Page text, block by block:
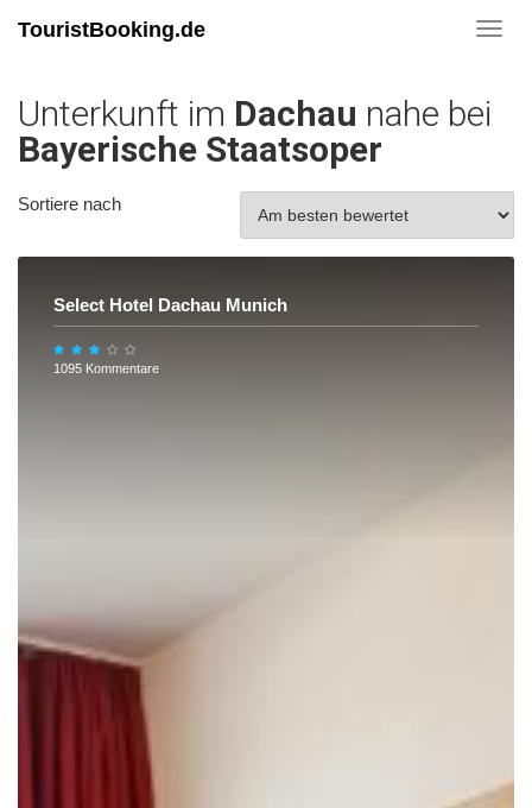
TouristBooking.de
Unterkunft im Dachau nahe bei
Bayerische Staatsoper
Sortiere nach
Select Hotel Dachau Munich
1095 Kommentare